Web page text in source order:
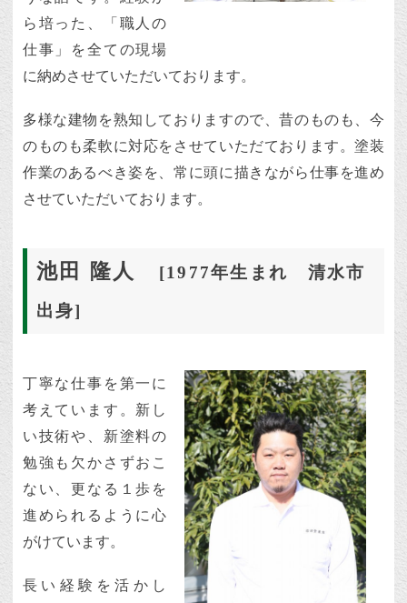
ら培った、「職人の
仕事」を全ての現場
に納めさせていただいております。
多様な建物を熟知しておりますので、昔のものも、今
のものも柔軟に対応をさせていただております。塗装
作業のあるべき姿を、常に頭に描きながら仕事を進め
させていただいております。
池田 隆人
[1977年生まれ 清水市
出身]
丁寧な仕事を第一に
考えています。新し
い技術や、新塗料の
勉強も欠かさずおこ
ない、更なる１歩を
進められるように心
がけています。
長い経験を活かし